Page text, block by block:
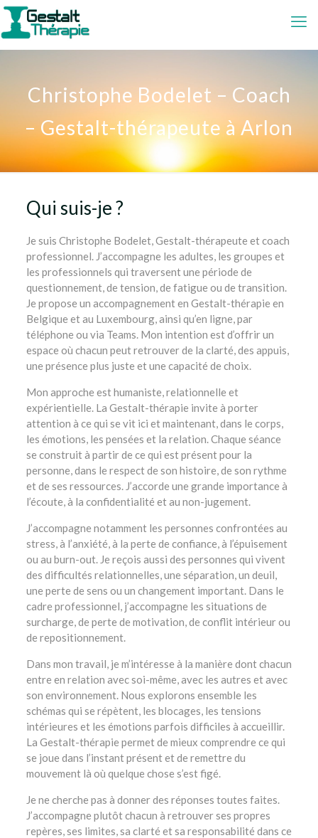
Christophe Bodelet – Coach
– Gestalt-thérapeute à Arlon
Qui suis-je ?
Je suis Christophe Bodelet, Gestalt-thérapeute et coach
professionnel. J’accompagne les adultes, les groupes et
les professionnels qui traversent une période de
questionnement, de tension, de fatigue ou de transition.
Je propose un accompagnement en Gestalt-thérapie en
Belgique et au Luxembourg, ainsi qu’en ligne, par
téléphone ou via Teams. Mon intention est d’offrir un
espace où chacun peut retrouver de la clarté, des appuis,
une présence plus juste et une capacité de choix.
Mon approche est humaniste, relationnelle et
expérientielle. La Gestalt-thérapie invite à porter
attention à ce qui se vit ici et maintenant, dans le corps,
les émotions, les pensées et la relation. Chaque séance
se construit à partir de ce qui est présent pour la
personne, dans le respect de son histoire, de son rythme
et de ses ressources. J’accorde une grande importance à
l’écoute, à la confidentialité et au non-jugement.
J’accompagne notamment les personnes confrontées au
stress, à l’anxiété, à la perte de confiance, à l’épuisement
ou au burn-out. Je reçois aussi des personnes qui vivent
des difficultés relationnelles, une séparation, un deuil,
une perte de sens ou un changement important. Dans le
cadre professionnel, j’accompagne les situations de
surcharge, de perte de motivation, de conflit intérieur ou
de repositionnement.
Dans mon travail, je m’intéresse à la manière dont chacun
entre en relation avec soi-même, avec les autres et avec
son environnement. Nous explorons ensemble les
schémas qui se répètent, les blocages, les tensions
intérieures et les émotions parfois difficiles à accueillir.
La Gestalt-thérapie permet de mieux comprendre ce qui
se joue dans l’instant présent et de remettre du
mouvement là où quelque chose s’est figé.
Je ne cherche pas à donner des réponses toutes faites.
J’accompagne plutôt chacun à retrouver ses propres
repères, ses limites, sa clarté et sa responsabilité dans ce